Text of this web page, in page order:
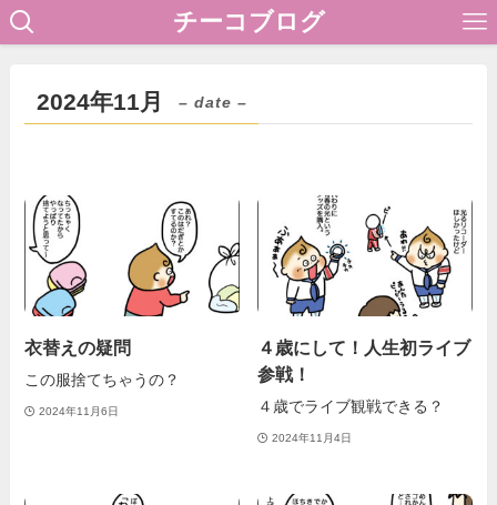
チーコブログ
2024年11月 – date –
衣替えの疑問
この服捨てちゃうの？
2024年11月6日
４歳にして！人生初ライブ
参戦！
４歳でライブ観戦できる？
2024年11月4日